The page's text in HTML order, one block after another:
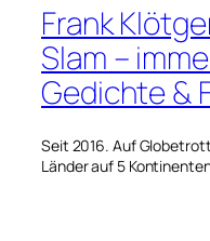
Frank
Slam –
Gedichte &
Seit 2016. Auf
Länder auf 5